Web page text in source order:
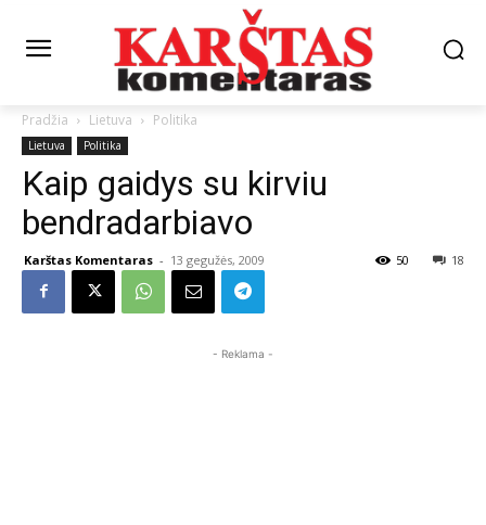
Pradžia Lietuva Politika
Lietuva Politika
Kaip gaidys su kirviu
bendradarbiavo
Karštas Komentaras - 13 gegužės, 2009 18
50
- Reklama -